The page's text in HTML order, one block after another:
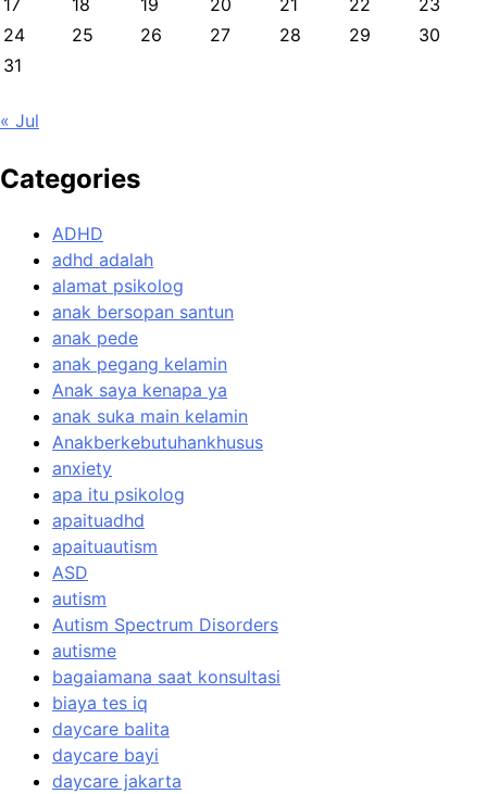
24
25 26 27 28 29
30
31
« Jul
Categories
ADHD
adhd adalah
alamat psikolog
anak bersopan santun
anak pede
anak pegang kelamin
Anak saya kenapa ya
anak suka main kelamin
Anakberkebutuhankhusus
anxiety
apa itu psikolog
apaituadhd
apaituautism
ASD
autism
Autism Spectrum Disorders
autisme
bagaiamana saat konsultasi
biaya tes iq
daycare balita
daycare bayi
daycare jakarta